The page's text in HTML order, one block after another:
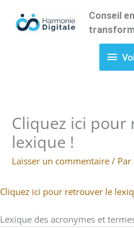
contenu
Conseil
Voir
plus
Cliquez ici pour
lexique !
Laisser un commentaire / Par
Cliquez ici pour retrouver le
Lexique des acronymes et